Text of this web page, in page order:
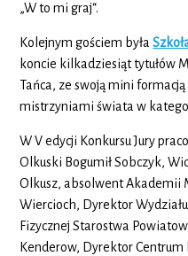
„W to mi graj“.
Kolejnym gościem była
koncie kilkadziesiąt tytułów
Tańca, ze swoją mini
mistrzyniami świata w
W V edycji Konkursu Jury
Olkuski Bogumił Sobczyk,
Olkusz, absolwent Akademii
Wiercioch, Dyrektor
Fizycznej Starostwa
Kenderow, Dyrektor Centrum